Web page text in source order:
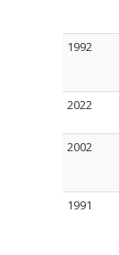
1992
2022
2002
1991